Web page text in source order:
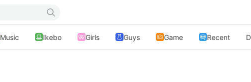
Music Ikebo Girls Guys Game Recent